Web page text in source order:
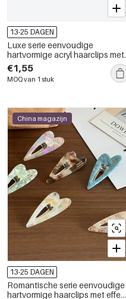
13-25 DAGEN
Luxe serie eenvoudige
hartvormige acryl haarclips met
strass-steentjes
€1,55
MOQ van 1 stuk
China magazijn
13-25 DAGEN
Romantische serie eenvoudige
hartvormige haarclips met effen